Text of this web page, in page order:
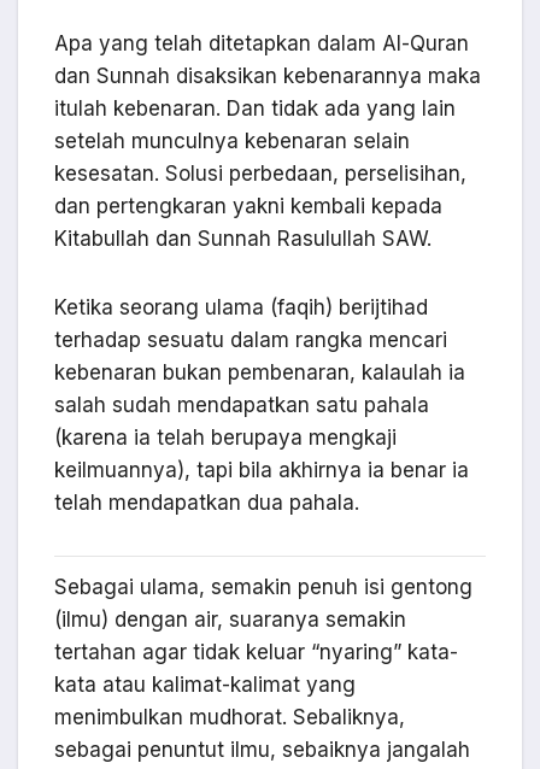
Apa yang telah ditetapkan dalam Al-Quran
dan Sunnah disaksikan kebenarannya maka
itulah kebenaran. Dan tidak ada yang lain
setelah munculnya kebenaran selain
kesesatan. Solusi perbedaan, perselisihan,
dan pertengkaran yakni kembali kepada
Kitabullah dan Sunnah Rasulullah SAW.
Ketika seorang ulama (faqih) berijtihad
terhadap sesuatu dalam rangka mencari
kebenaran bukan pembenaran, kalaulah ia
salah sudah mendapatkan satu pahala
(karena ia telah berupaya mengkaji
keilmuannya), tapi bila akhirnya ia benar ia
telah mendapatkan dua pahala.
Sebagai ulama, semakin penuh isi gentong
(ilmu) dengan air, suaranya semakin
tertahan agar tidak keluar “nyaring” kata-
kata atau kalimat-kalimat yang
menimbulkan mudhorat. Sebaliknya,
sebagai penuntut ilmu, sebaiknya jangalah